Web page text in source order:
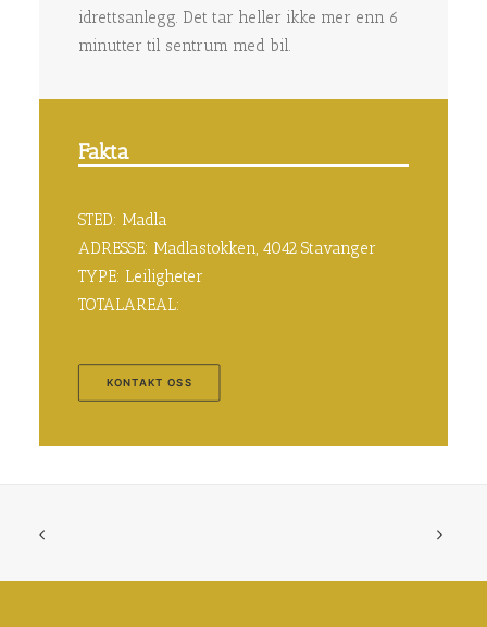
idrettsanlegg. Det tar heller ikke mer enn 6
minutter til sentrum med bil.
Fakta
STED: Madla
ADRESSE: Madlastokken, 4042 Stavanger
TYPE: Leiligheter
TOTALAREAL:
KONTAKT OSS